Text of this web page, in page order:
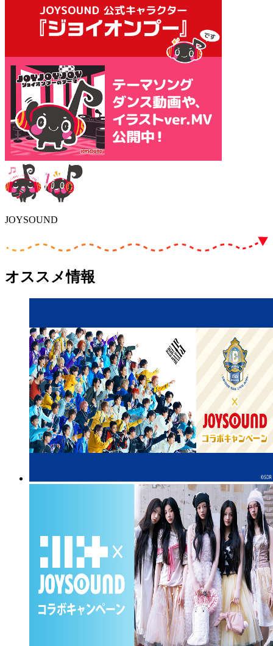
JOYSOUND
オススメ情報